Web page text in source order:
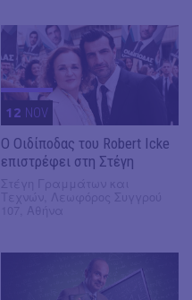
12 NOV
O Οιδίποδας του Robert Icke
επιστρέφει στη Στέγη